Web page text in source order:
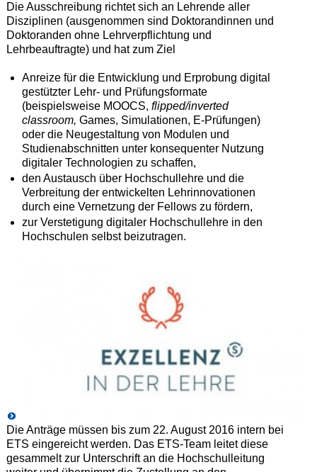
Die Ausschreibung richtet sich an Lehrende aller
Disziplinen (ausgenommen sind Doktorandinnen und
Doktoranden ohne Lehrverpflichtung und
Lehrbeauftragte) und hat zum Ziel
Anreize für die Entwicklung und Erprobung digital
gestützter Lehr- und Prüfungsformate
(beispielsweise MOOCS, flipped/inverted
classroom, Games, Simulationen, E-Prüfungen)
oder die Neugestaltung von Modulen und
Studienabschnitten unter konsequenter Nutzung
digitaler Technologien zu schaffen,
den Austausch über Hochschullehre und die
Verbreitung der entwickelten Lehrinnovationen
durch eine Vernetzung der Fellows zu fördern,
zur Verstetigung digitaler Hochschullehre in den
Hochschulen selbst beizutragen.
Die Anträge müssen bis zum 22. August 2016 intern bei
ETS eingereicht werden. Das ETS-Team leitet diese
gesammelt zur Unterschrift an die Hochschulleitung